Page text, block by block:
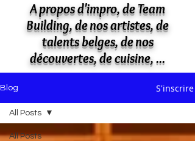
A propos d'impro, de Team
Building, de nos artistes, de
talents belges, de nos
découvertes, de cuisine, ...
Blog S'inscrire
All Posts
All Posts